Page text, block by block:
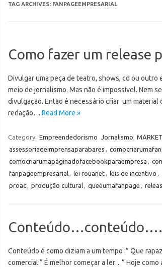
TAG ARCHIVES: FANPAGEEMPRESARIAL
Como fazer um release
Divulgar uma peça de teatro, shows, cd ou
meio de jornalismo. Mas não é impossível. Nem
divulgação. Então é necessário criar um material
redação… Read More »
Category: Empreendedorismo Jornalismo
assessoriadeimprensaparabares ,
comocriarumapáginadofacebookparaempresa ,
fanpageempresarial, lei rouanet, leis de incentivo ,
proac, produção cultural, queéumafanpage ,
Conteúdo…conteúdo….
Conteúdo é como diziam a um tempo :” Que
comercial:” É melhor começar a ler…” Hoje